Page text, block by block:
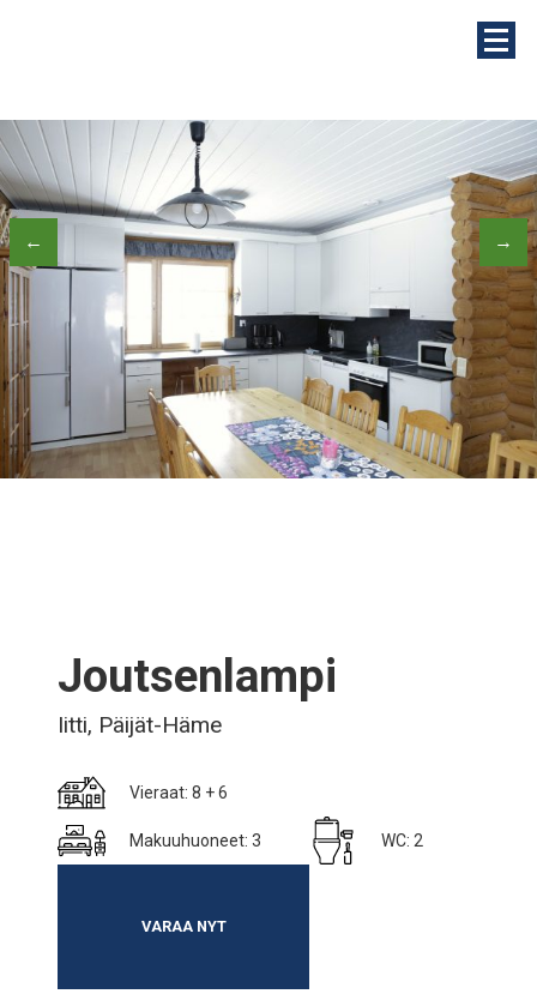
Joutsenlampi
Iitti, Päijät-Häme
Vieraat: 8 + 6
Makuuhuoneet: 3 WC: 2
VARAA NYT